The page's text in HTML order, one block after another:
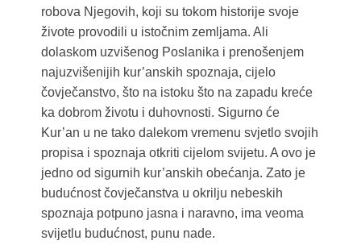
robova Njegovih, koji su tokom historije svoje
živote provodili u istočnim zemljama. Ali
dolaskom uzvišenog Poslanika i prenošenjem
najuzvišenijih kur’anskih spoznaja, cijelo
čovječanstvo, što na istoku što na zapadu kreće
ka dobrom životu i duhovnosti. Sigurno će
Kur’an u ne tako dalekom vremenu svjetlo svojih
propisa i spoznaja otkriti cijelom svijetu. A ovo je
jedno od sigurnih kur’anskih obećanja. Zato je
budućnost čovječanstva u okrilju nebeskih
spoznaja potpuno jasna i naravno, ima veoma
svijetlu budućnost, punu nade.